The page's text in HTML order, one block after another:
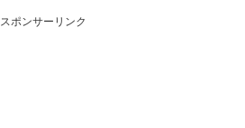
り関
り
喚起・申込停止)など、空売り関
連情報を集計し、図解でわかり
スポンサーリンク